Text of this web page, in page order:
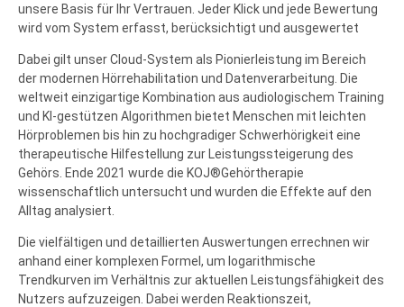
unsere Basis für Ihr Vertrauen. Jeder Klick und jede Bewertung
wird vom System erfasst, berücksichtigt und ausgewertet
Dabei gilt unser Cloud-System als Pionierleistung im Bereich
der modernen Hörrehabilitation und Datenverarbeitung. Die
weltweit einzigartige Kombination aus audiologischem Training
und KI-gestützen Algorithmen bietet Menschen mit leichten
Hörproblemen bis hin zu hochgradiger Schwerhörigkeit eine
therapeutische Hilfestellung zur Leistungssteigerung des
Gehörs. Ende 2021 wurde die KOJ®Gehörtherapie
wissenschaftlich untersucht und wurden die Effekte auf den
Alltag analysiert
Die vielfältigen und detaillierten Auswertungen errechnen wir
anhand einer komplexen Formel, um logarithmische
Trendkurven im Verhältnis zur aktuellen Leistungsfähigkeit des
Nutzers aufzuzeigen. Dabei werden Reaktionszeit,